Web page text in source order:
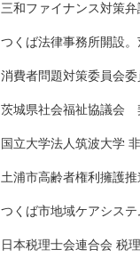
三和ファイナンス対策弁
つくば法律事務所開設
消費者問題対策委員会
茨城県社会福祉協議会
国立大学法人筑波大学
土浦市高齢者権利擁護
つくば市地域ケアシス
日本税理士会連合会 税